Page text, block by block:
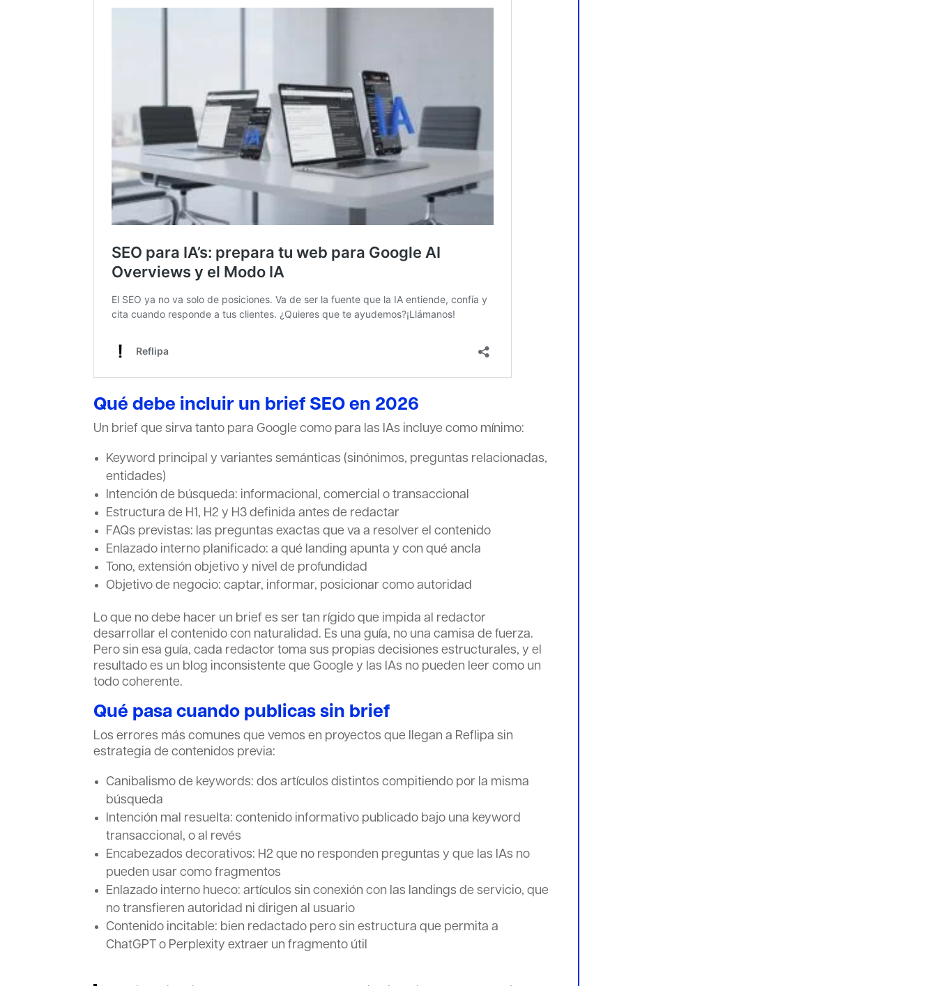
Qué debe incluir un brief SEO en 2026
Un brief que sirva tanto para Google como para las IAs incluye como mínimo:
Keyword principal y variantes semánticas (sinónimos, preguntas relacionadas,
entidades)
Intención de búsqueda: informacional, comercial o transaccional
Estructura de H1, H2 y H3 definida antes de redactar
FAQs previstas: las preguntas exactas que va a resolver el contenido
Enlazado interno planificado: a qué landing apunta y con qué ancla
Tono, extensión objetivo y nivel de profundidad
Objetivo de negocio: captar, informar, posicionar como autoridad
Lo que no debe hacer un brief es ser tan rígido que impida al redactor
desarrollar el contenido con naturalidad. Es una guía, no una camisa de fuerza.
Pero sin esa guía, cada redactor toma sus propias decisiones estructurales, y el
resultado es un blog inconsistente que Google y las IAs no pueden leer como un
todo coherente.
Qué pasa cuando publicas sin brief
Los errores más comunes que vemos en proyectos que llegan a Reflipa sin
estrategia de contenidos previa:
Canibalismo de keywords: dos artículos distintos compitiendo por la misma
búsqueda
Intención mal resuelta: contenido informativo publicado bajo una keyword
transaccional, o al revés
Encabezados decorativos: H2 que no responden preguntas y que las IAs no
pueden usar como fragmentos
Enlazado interno hueco: artículos sin conexión con las landings de servicio, que
no transfieren autoridad ni dirigen al usuario
Contenido incitable: bien redactado pero sin estructura que permita a
ChatGPT o Perplexity extraer un fragmento útil